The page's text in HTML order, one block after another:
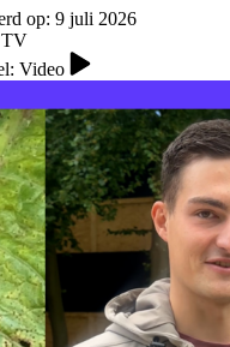
op: 9 juli 2026
Video